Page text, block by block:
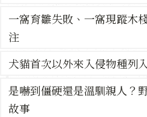
一窩育雛失敗、一窩現蹤木
注
犬貓首次以外來入侵物種列
是嚇到僵硬還是溫馴親人？
故事